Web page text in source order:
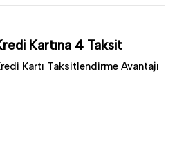
Kartına 4 Taksit
Kartı Taksitlendirme Avantajı